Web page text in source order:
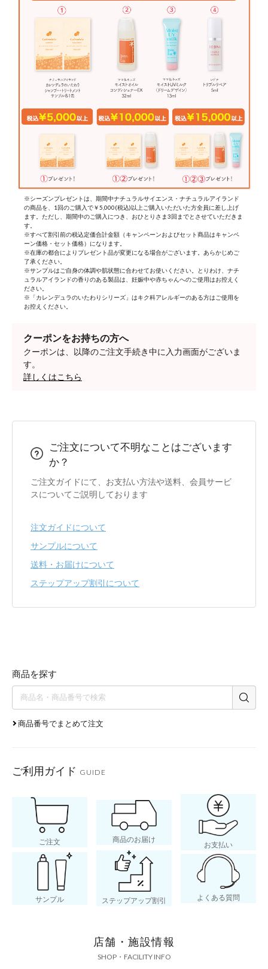
※シーズンプレゼントは、期間中ナチュラルサイエンス・ナチュラルアイランド
の商品を、1回のご購入で￥5,000(税込)以上ご購入いただいた方全員に差し上げ
ます。ただし、期間中のご購入につき、おひとりさま3回までとさせていただきま
す。
※すべて割引前の税込定価合計金額（キャンペーンおよびセット商品はキャンペ
ーン価格・セット価格）になります。
※在庫の都合によりプレゼント品が変更になる場合がございます。あらかじめご
了承ください。
※サンプルはご自身の体調や肌状態に合わせてお使いください。とりわけ、ナチ
ュラルアイランドの香りのある製品は、妊娠中や赤ちゃんへのご使用はお控えく
ださい。
※「カレンデュラのいたわりシリーズ」はキク科アレルギーのある方はご使用を
お控えください。
クーポンをお持ちの方へ
クーポンは、以降のご注文手続き中に入力画面がございま
す。
詳しくはこちら
ご注文について不明なことはございます
か？
ご注文ガイドにて、お支払い方法や送料、会員サービ
スについてご説明しております
注文ガイドについて
サンプルについて
送料・お届けについて
ステップアップ割引について
商品を探す
商品番号でまとめて注文
ご利用ガイド GUIDE
ご注文 商品のお届け
お支払い
サンプル ステップアップ割引 よくある質問
店舗・施設情報
SHOP・FACILITY INFO